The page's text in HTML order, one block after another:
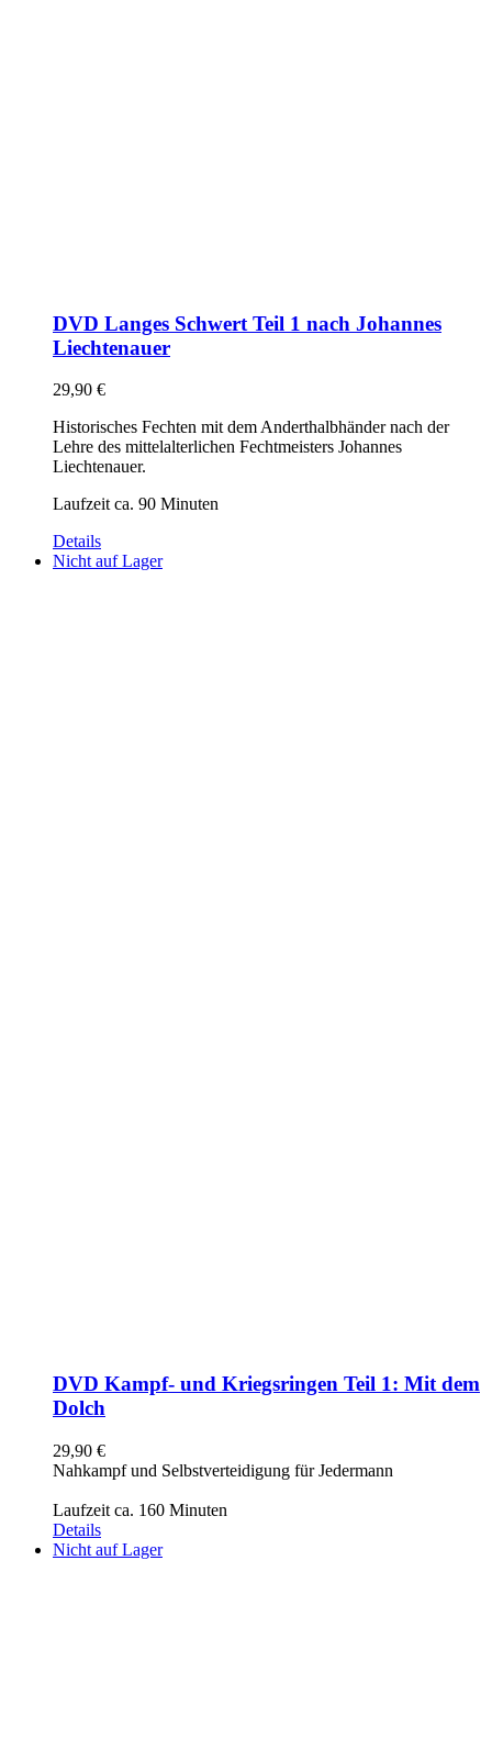
DVD Langes Schwert Teil 1 nach Johannes
Liechtenauer
29,90 €
Historisches Fechten mit dem Anderthalbhänder nach der
Lehre des mittelalterlichen Fechtmeisters Johannes
Liechtenauer.
Laufzeit ca. 90 Minuten
Details
Nicht auf Lager
DVD Kampf- und Kriegsringen Teil 1: Mit dem
Dolch
29,90 €
Nahkampf und Selbstverteidigung für Jedermann
Laufzeit ca. 160 Minuten
Details
Nicht auf Lager